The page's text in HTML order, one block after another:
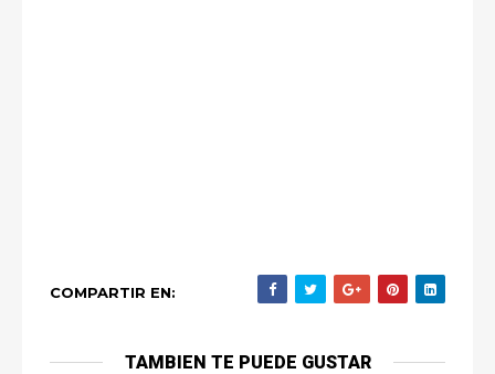
COMPARTIR EN:
TAMBIEN TE PUEDE GUSTAR